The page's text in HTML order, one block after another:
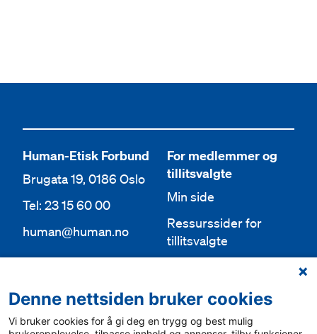
Human-Etisk Forbund
Brugata 19, 0186 Oslo
Tel: 23 15 60 00
human@human.no
Aktuelt
For medlemmer og
tillitsvalgte
Min side
Ressurssider for
tillitsvalgte
Bli medlem
Bli frivillig
Denne nettsiden bruker cookies
Vi bruker cookies for å gi deg en trygg og best mulig